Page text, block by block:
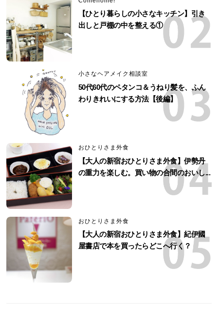
【ひとり暮らしの小さなキッチン】引き
出しと戸棚の中を整える①
小さなヘアメイク相談室
50代60代のペタンコ＆うねり髪を、ふん
わりきれいにする方法【後編】
おひとりさま外食
【大人の新宿おひとりさま外食】伊勢丹
の重力を楽しむ。買い物の合間のおいし...
おひとりさま外食
【大人の新宿おひとりさま外食】紀伊國
屋書店で本を買ったらどこへ行く？